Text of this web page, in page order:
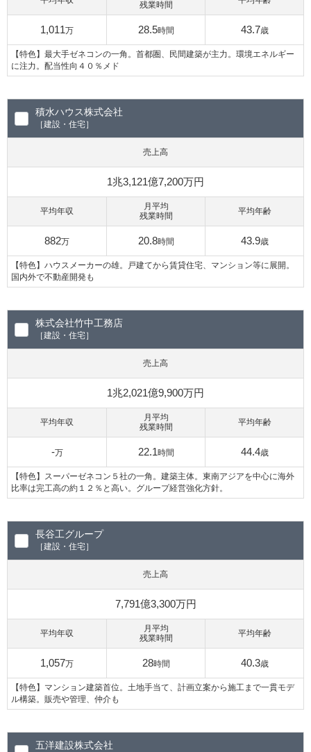
1,011万
残業時間
28.5時間 43.7歳
【特色】最大手ゼネコンの一角。首都圏、民間建築が主力。環境エネルギー
に注力。配当性向４０％メド
積水ハウス株式会社
［建設・住宅］
売上高
1兆3,121億7,200万円
平均年収
882万
月平均
残業時間
20.8時間
平均年齢
43.9歳
【特色】ハウスメーカーの雄。戸建てから賃貸住宅、マンション等に展開。
国内外で不動産開発も
株式会社竹中工務店
［建設・住宅］
売上高
1兆2,021億9,900万円
平均年収
-万
月平均
残業時間
22.1時間
平均年齢
44.4歳
【特色】スーパーゼネコン５社の一角。建築主体。東南アジアを中心に海外
比率は完工高の約１２％と高い。グループ経営強化方針。
長谷工グループ
［建設・住宅］
売上高
7,791億3,300万円
平均年収
1,057万
月平均
残業時間
28時間
平均年齢
40.3歳
【特色】マンション建築首位。土地手当て、計画立案から施工まで一貫モデ
ル構築。販売や管理、仲介も
五洋建設株式会社